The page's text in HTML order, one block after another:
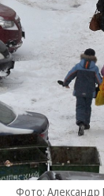
Фото: